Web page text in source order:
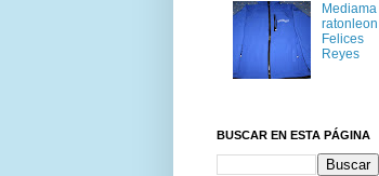
Mediama
ratonleon
Felices
Reyes
BUSCAR EN ESTA PÁGINA